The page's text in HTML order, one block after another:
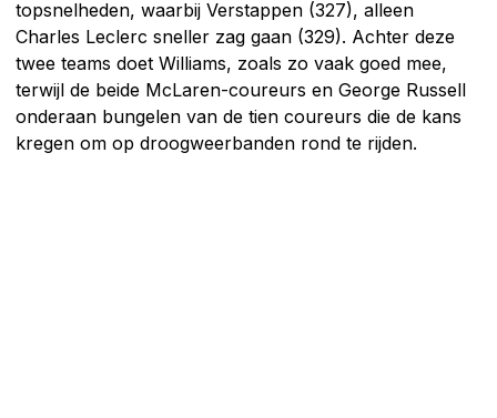
topsnelheden, waarbij Verstappen (327), alleen
Charles Leclerc sneller zag gaan (329). Achter deze
twee teams doet Williams, zoals zo vaak goed mee,
terwijl de beide McLaren-coureurs en George Russell
onderaan bungelen van de tien coureurs die de kans
kregen om op droogweerbanden rond te rijden.